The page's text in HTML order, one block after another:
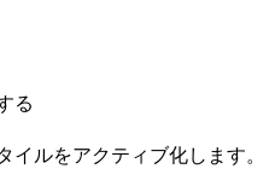
る
ルをアクティブ化します。